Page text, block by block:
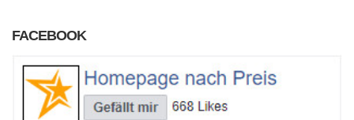
FACEBOOK